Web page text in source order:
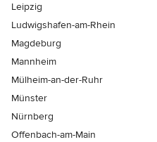
Leipzig
Ludwigshafen-am-Rhein
Magdeburg
Mannheim
Mülheim-an-der-Ruhr
Münster
Nürnberg
Offenbach-am-Main